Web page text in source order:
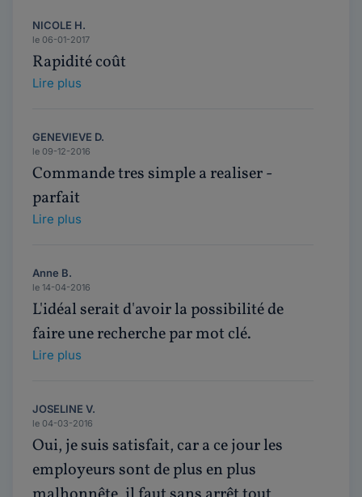
NICOLE H.
le 06-01-2017
Rapidité coût
Lire plus
GENEVIEVE D.
le 09-12-2016
Commande tres simple a realiser -
parfait
Lire plus
Anne B.
le 14-04-2016
L'idéal serait d'avoir la possibilité de
faire une recherche par mot clé.
Lire plus
JOSELINE V.
le 04-03-2016
Oui, je suis satisfait, car a ce jour les
employeurs sont de plus en plus